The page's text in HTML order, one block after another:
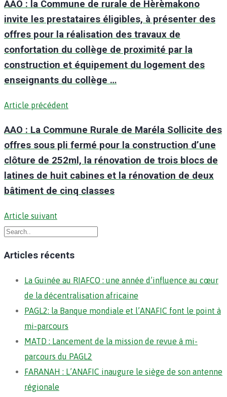
AAO : la Commune de rurale de Hèrèmakono
invite les prestataires éligibles, à présenter des
offres pour la réalisation des travaux de
confortation du collège de proximité par la
construction et équipement du logement des
enseignants du collège …
Article précédent
AAO : La Commune Rurale de Maréla Sollicite des
offres sous pli fermé pour la construction d’une
clôture de 252ml, la rénovation de trois blocs de
latines de huit cabines et la rénovation de deux
bâtiment de cinq classes
Article suivant
Articles récents
La Guinée au RIAFCO : une année d’influence au cœur
de la décentralisation africaine
PAGL2: la Banque mondiale et l’ANAFIC font le point à
mi-parcours
MATD : Lancement de la mission de revue à mi-
parcours du PAGL2
FARANAH : L’ANAFIC inaugure le siège de son antenne
régionale